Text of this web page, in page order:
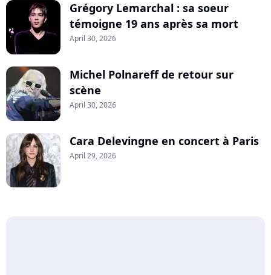
Grégory Lemarchal : sa soeur
témoigne 19 ans après sa mort
April 30, 2026
Michel Polnareff de retour sur
scène
April 30, 2026
Cara Delevingne en concert à Paris
April 29, 2026